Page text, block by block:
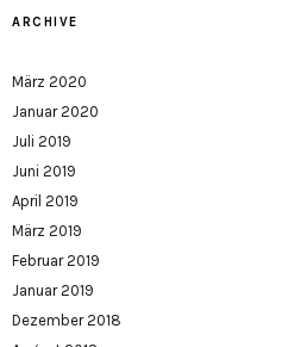
ARCHIVE
März 2020
Januar 2020
Juli 2019
Juni 2019
April 2019
März 2019
Februar 2019
Januar 2019
Dezember 2018